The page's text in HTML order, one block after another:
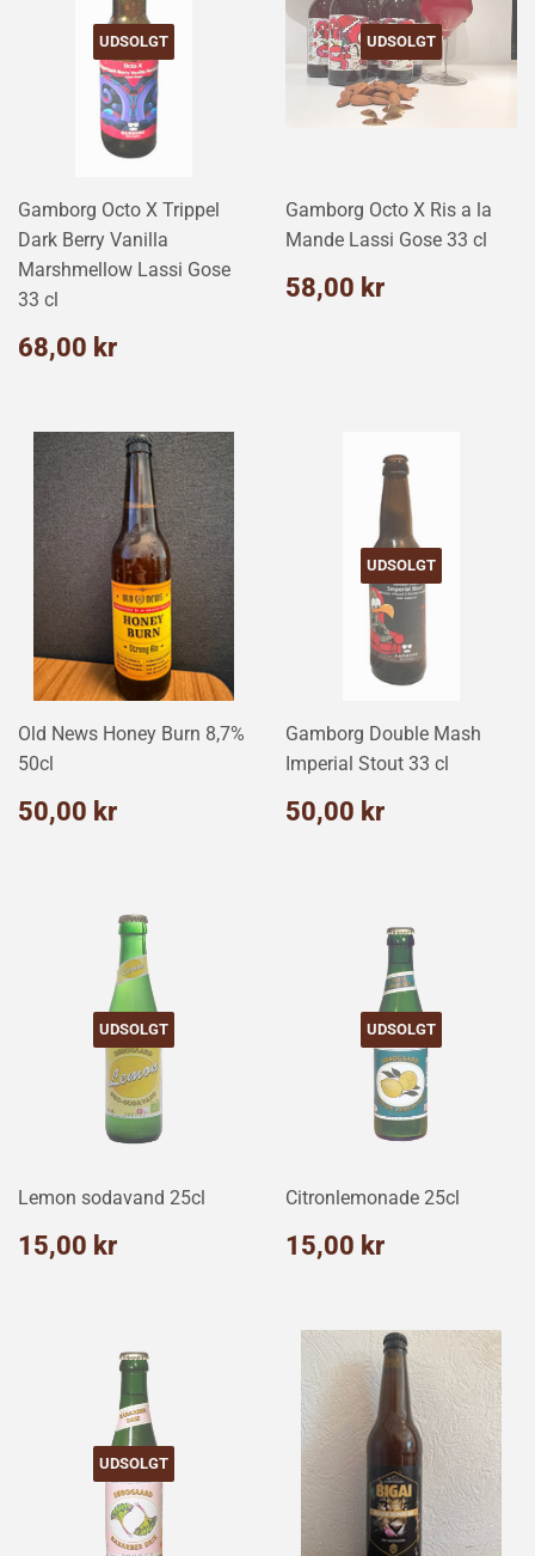
UDSOLGT
Gamborg Octo X Trippel
Dark Berry Vanilla
Marshmellow Lassi Gose
33 cl
Normalpris
68,00 kr
UDSOLGT
Gamborg Octo X Ris a la
Mande Lassi Gose 33 cl
Normalpris
58,00 kr
Old News Honey Burn 8,7%
50cl
Normalpris
50,00 kr
UDSOLGT
Gamborg Double Mash
Imperial Stout 33 cl
Normalpris
50,00 kr
UDSOLGT
Lemon sodavand 25cl
Normalpris
15,00 kr
UDSOLGT
Citronlemonade 25cl
Normalpris
15,00 kr
UDSOLGT